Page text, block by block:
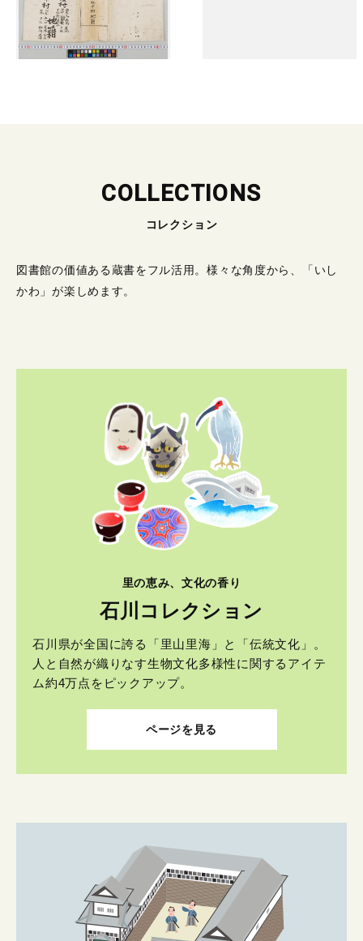
COLLECTIONS
コレクション
図書館の価値ある蔵書をフル活用。様々な角度から、「いし
かわ」が楽しめます。
里の恵み、文化の香り
石川コレクション
石川県が全国に誇る「里山里海」と「伝統文化」。
人と自然が織りなす生物文化多様性に関するアイテ
ム約4万点をピックアップ。
ページを見る